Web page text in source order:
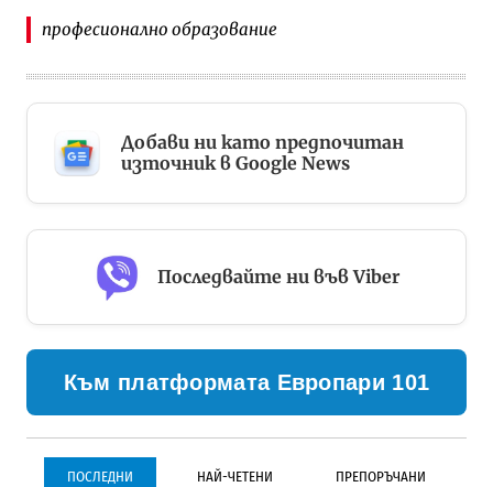
професионално образование
Добави ни като предпочитан
източник в Google News
Последвайте ни във Viber
Към платформата Европари 101
ПОСЛЕДНИ НАЙ-ЧЕТЕНИ ПРЕПОРЪЧАНИ